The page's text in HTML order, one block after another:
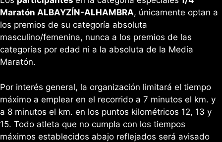
Maratón ALBAYZÍN-ALHAMBRA, únicamente optan a
los premios de su categoría absoluta
masculino/femenina, nunca a los premios de las
categorías por edad ni a la absoluta de la Media
Maratón.
Por interés general, la organización limitará el tiempo
máximo a emplear en el recorrido a 7 minutos el km. y
a 8 minutos el km. en los puntos kilométricos 12, 13 y
15. Todo atleta que no cumpla con los tiempos
máximos establecidos abajo reflejados será avisado